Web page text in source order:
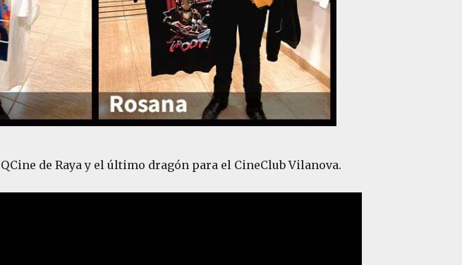
de Raya y el último dragón para el CineClub Vilanova.